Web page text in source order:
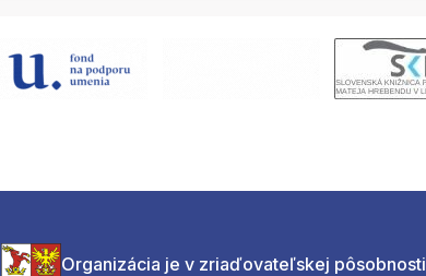
Organizácia je v zriaďovateľskej pôsobnosti